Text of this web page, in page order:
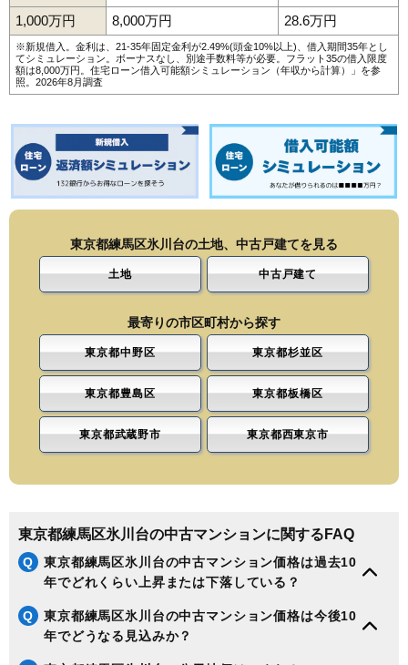
1,000万円
8,000万円 28.6万円
※新規借入。金利は、21-35年固定金利が2.49%(頭金10%以上)、借入期間35年とし
てシミュレーション。ボーナスなし、別途手数料等が必要。フラット35の借入限度
額は8,000万円。 住宅ローン借入可能額シミュレーション（年収から計算）
」を参
照。2026年8月調査
東京都練馬区氷川台の土地、中古戸建てを見る
土地 中古戸建て
最寄りの市区町村から探す
東京都中野区 東京都杉並区
東京都豊島区 東京都板橋区
東京都武蔵野市 東京都西東京市
東京都練馬区氷川台の中古マンションに関するFAQ
Q
東京都練馬区氷川台の中古マンション価格は過去10
年でどれくらい上昇または下落している？
Q
東京都練馬区氷川台の中古マンション価格は今後10
年でどうなる見込みか？